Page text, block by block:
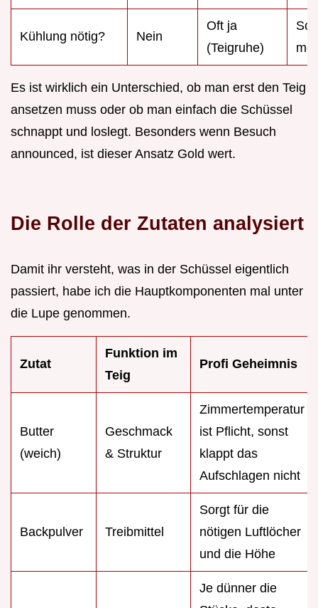
Kühlung nötig? Nein
Oft ja
(Teigruhe)
Es ist wirklich ein Unterschied, ob man erst den Teig
ansetzen muss oder ob man einfach die Schüssel
schnappt und loslegt. Besonders wenn Besuch
announced, ist dieser Ansatz Gold wert.
Die Rolle der Zutaten analysiert
Damit ihr versteht, was in der Schüssel eigentlich
passiert, habe ich die Hauptkomponenten mal unter
die Lupe genommen.
Zutat
Funktion im
Teig
Profi Geheimnis
Butter
(weich)
Geschmack
& Struktur
Zimmertemperatur
ist Pflicht, sonst
klappt das
Aufschlagen nicht
Backpulver Treibmittel
Sorgt für die
nötigen Luftlöcher
und die Höhe
Je dünner die